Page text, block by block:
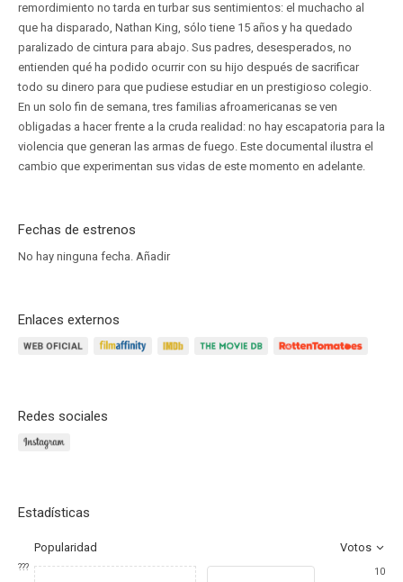
remordimiento no tarda en turbar sus sentimientos: el muchacho al
que ha disparado, Nathan King, sólo tiene 15 años y ha quedado
paralizado de cintura para abajo. Sus padres, desesperados, no
entienden qué ha podido ocurrir con su hijo después de sacrificar
todo su dinero para que pudiese estudiar en un prestigioso colegio.
En un solo fin de semana, tres familias afroamericanas se ven
obligadas a hacer frente a la cruda realidad: no hay escapatoria para la
violencia que generan las armas de fuego. Este documental ilustra el
cambio que experimentan sus vidas de este momento en adelante.
Fechas de estrenos
No hay ninguna fecha. Añadir
Enlaces externos
Redes sociales
Estadísticas
Popularidad Votos
???
10